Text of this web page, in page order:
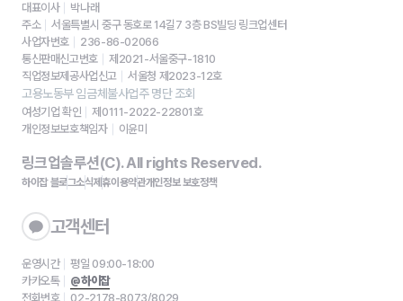
대표이사
박나래
주소
서울특별시 중구 동호로 14길7 3층 BS빌딩 링크업센터
사업자번호
236-86-02066
통신판매신고번호
제2021-서울중구-1810
직업정보제공사업신고
서울청 제2023-12호
고용노동부 임금체불사업주 명단 조회
여성기업 확인
제0111-2022-22801호
개인정보보호책임자
이윤미
링크업솔루션(C). All rights Reserved.
하이잡 블로그소식제휴이용약관개인정보 보호정책
고객센터
운영시간
평일 09:00-18:00
카카오톡
@하이잡
전화번호
02-2178-8073/8029